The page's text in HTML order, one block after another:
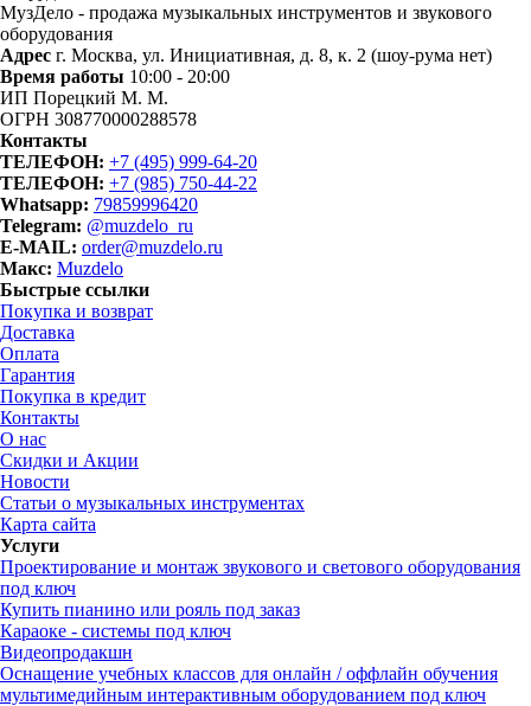
МузДело - продажа музыкальных инструментов и звукового
оборудования
Адрес г. Москва, ул. Инициативная, д. 8, к. 2 (шоу-рума нет)
Время работы 10:00 - 20:00
ИП Порецкий М. М.
ОГРН 308770000288578
Контакты
ТЕЛЕФОН: +7 (495) 999-64-20
ТЕЛЕФОН: +7 (985) 750-44-22
Whatsapp: 79859996420
Telegram: @muzdelo_ru
E-MAIL: order@muzdelo.ru
Макс: Muzdelo
Быстрые ссылки
Покупка и возврат
Доставка
Оплата
Гарантия
Покупка в кредит
Контакты
О нас
Скидки и Акции
Новости
Статьи о музыкальных инструментах
Карта сайта
Услуги
Проектирование и монтаж звукового и светового оборудования
под ключ
Купить пианино или рояль под заказ
Караоке - системы под ключ
Видеопродакшн
Оснащение учебных классов для онлайн / оффлайн обучения
мультимедийным интерактивным оборудованием под ключ